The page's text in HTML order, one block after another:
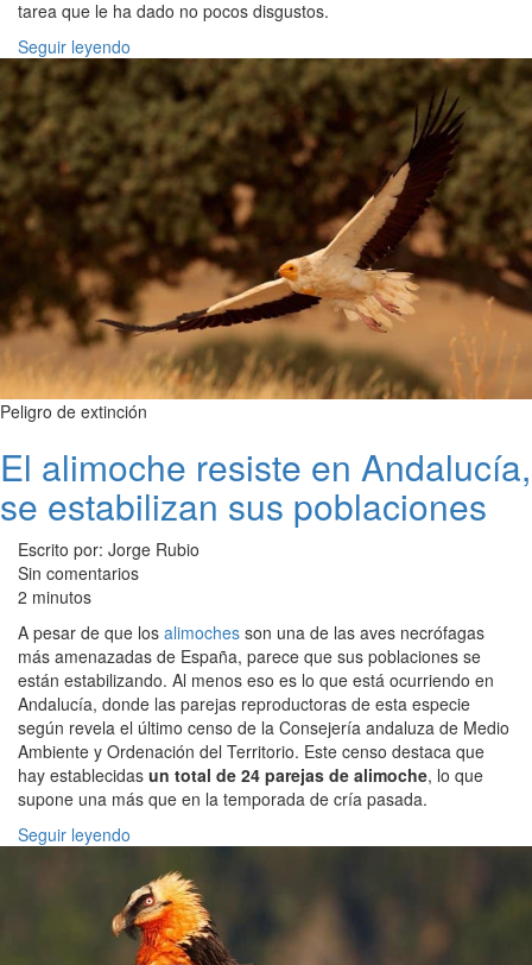
tarea que le ha dado no pocos disgustos.
Seguir leyendo
Peligro de extinción
El alimoche resiste en Andalucía,
se estabilizan sus poblaciones
Escrito por: Jorge Rubio
Sin comentarios
2 minutos
A pesar de que los alimoches son una de las aves necrófagas
más amenazadas de España, parece que sus poblaciones se
están estabilizando. Al menos eso es lo que está ocurriendo en
Andalucía, donde las parejas reproductoras de esta especie
según revela el último censo de la Consejería andaluza de Medio
Ambiente y Ordenación del Territorio. Este censo destaca que
hay establecidas un total de 24 parejas de alimoche, lo que
supone una más que en la temporada de cría pasada.
Seguir leyendo